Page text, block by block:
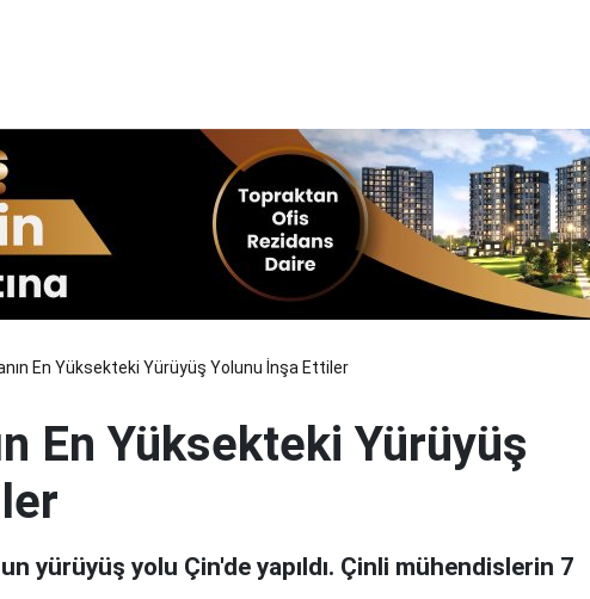
En Yüksekteki Yürüyüş Yolunu İnşa Ettiler
En Yüksekteki Yürüyüş
yürüyüş yolu Çin'de yapıldı. Çinli mühendislerin 7